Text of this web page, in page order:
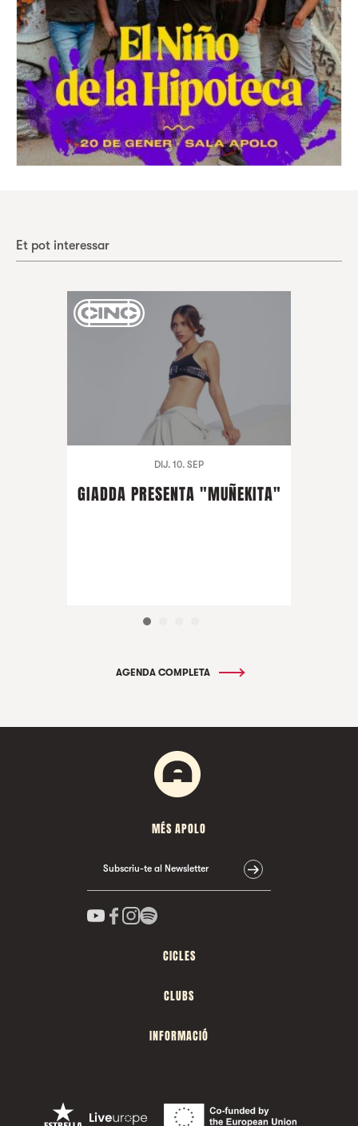
Et pot interessar
DIJ. 10. SEP
GIADDA PRESENTA "MUÑEKITA"
AGENDA COMPLETA
MÉS APOLO
Subscriu-te al Newsletter
CICLES
CLUBS
INFORMACIÓ